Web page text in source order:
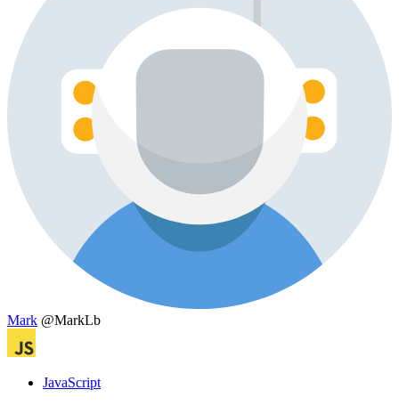
Mark @MarkLb
JavaScript